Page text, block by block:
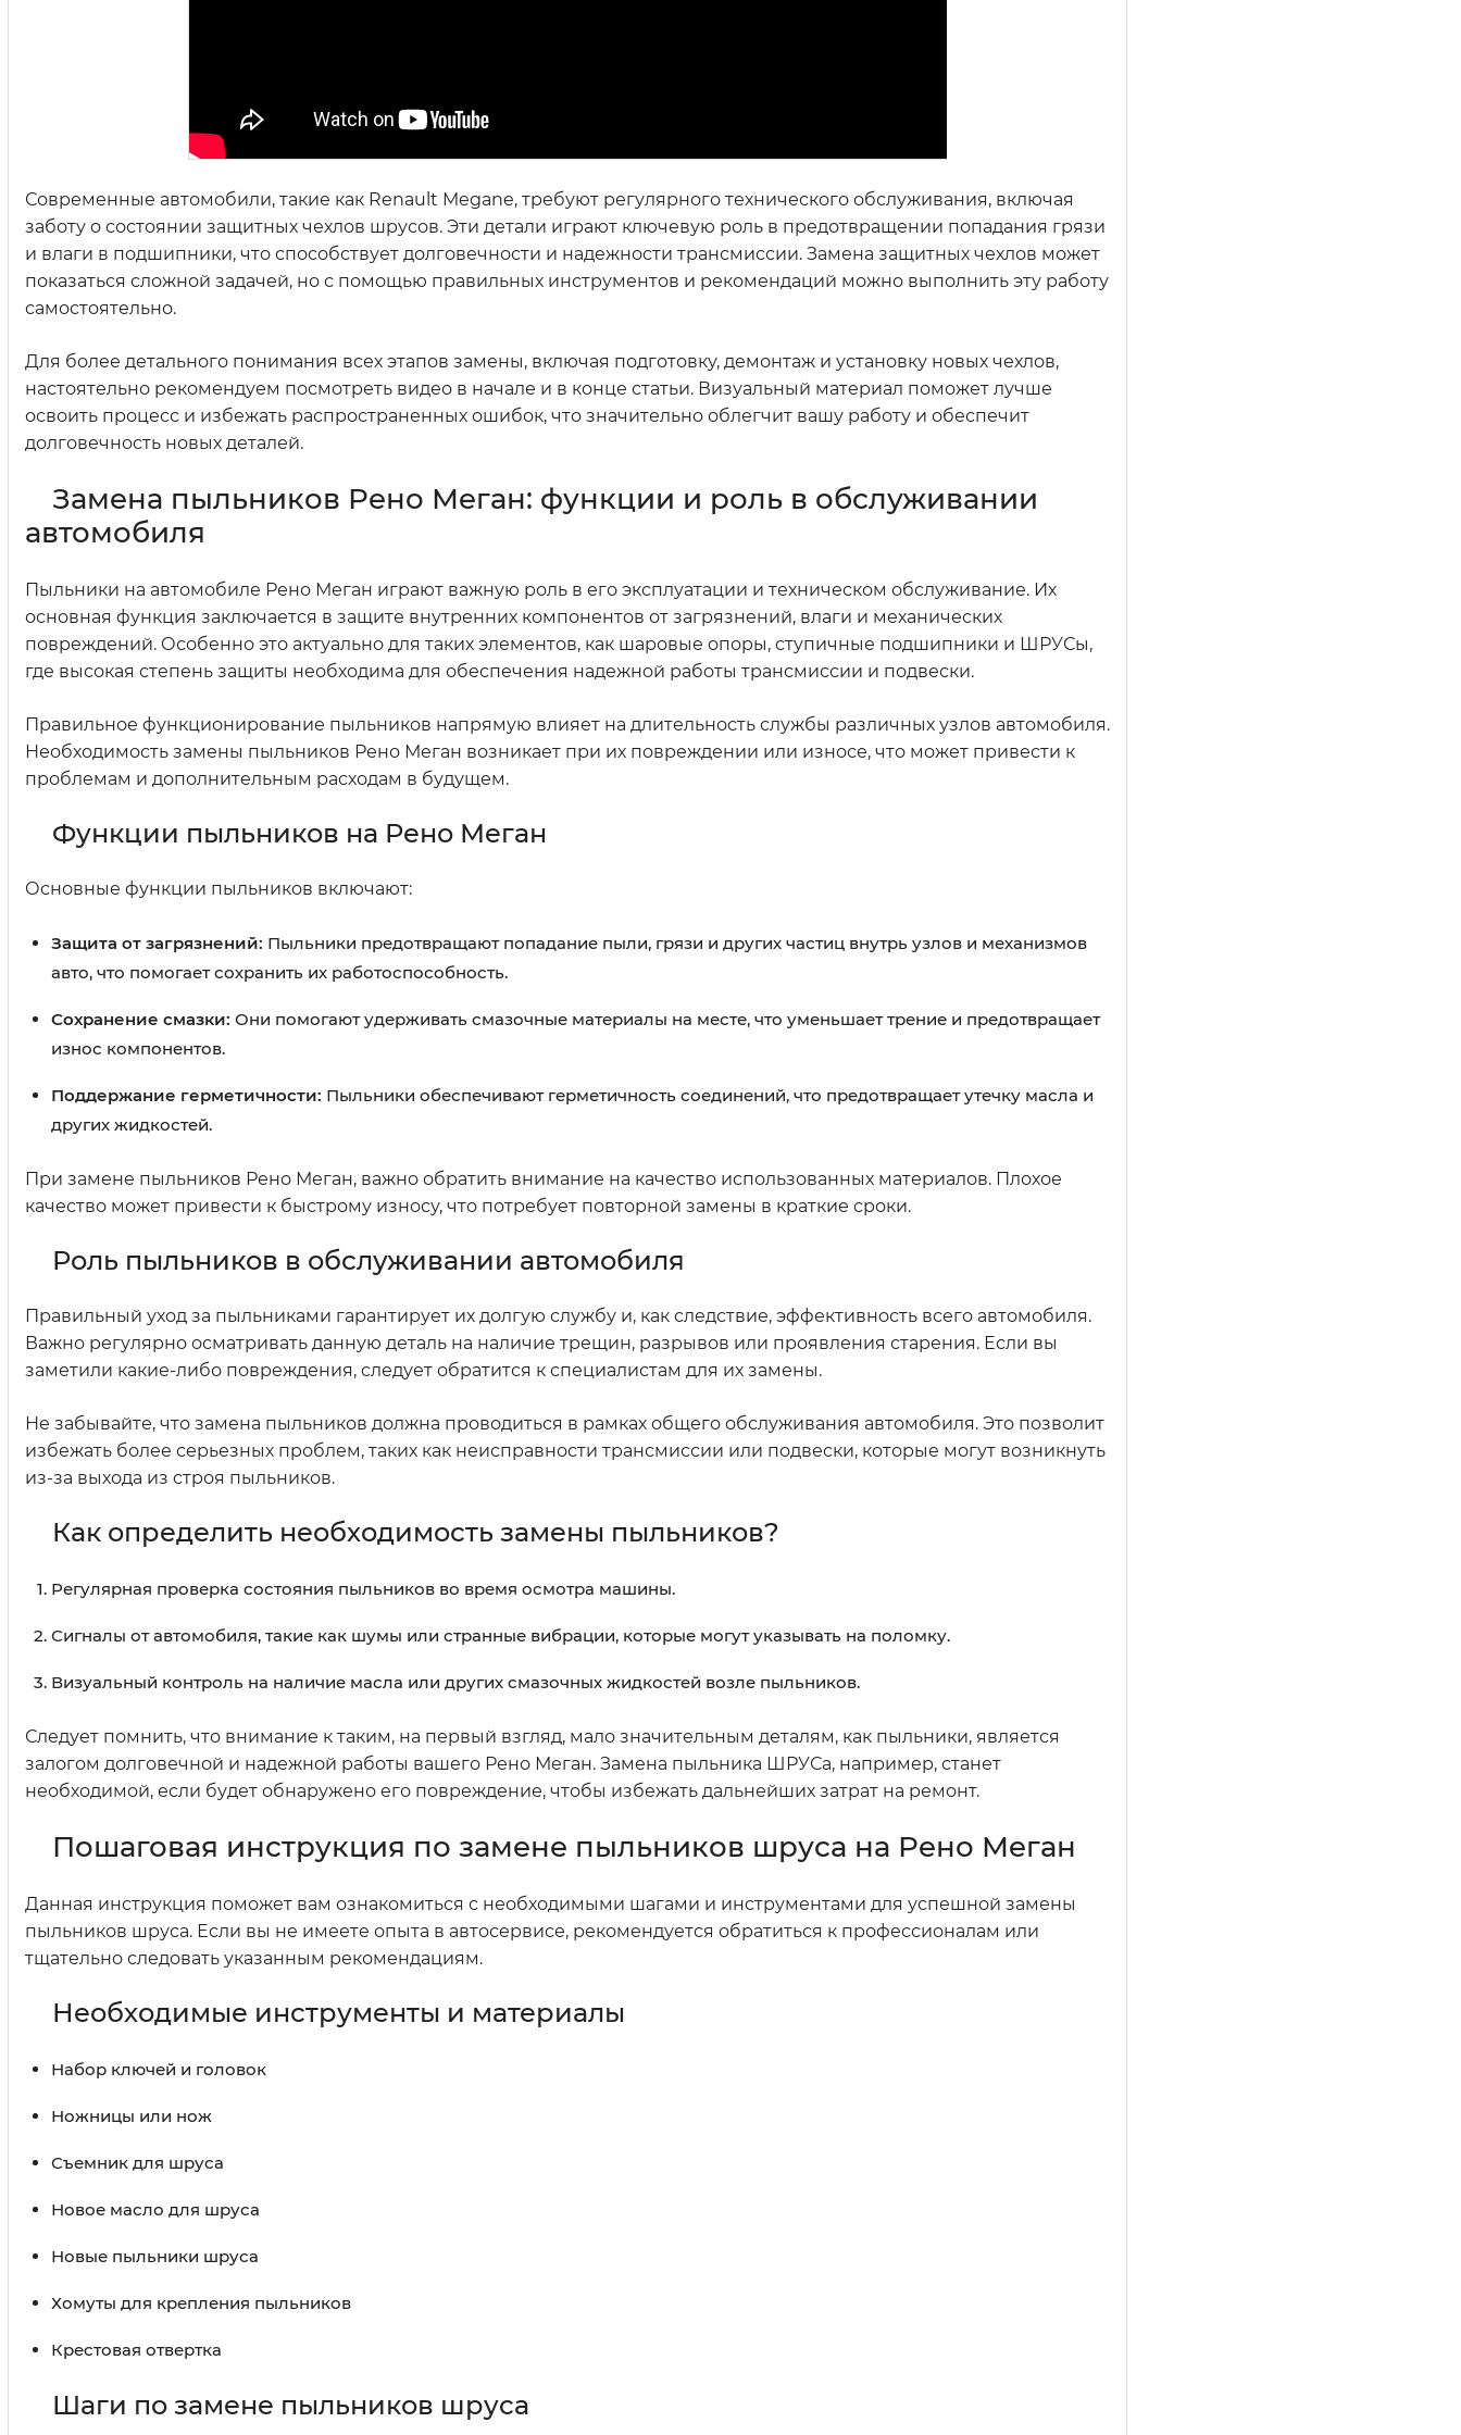
Современные автомобили, такие как Renault Megane, требуют регулярного технического обслуживания, включая
заботу о состоянии защитных чехлов шрусов. Эти детали играют ключевую роль в предотвращении попадания грязи
и влаги в подшипники, что способствует долговечности и надежности трансмиссии. Замена защитных чехлов может
показаться сложной задачей, но с помощью правильных инструментов и рекомендаций можно выполнить эту работу
самостоятельно.
Для более детального понимания всех этапов замены, включая подготовку, демонтаж и установку новых чехлов,
настоятельно рекомендуем посмотреть видео в начале и в конце статьи. Визуальный материал поможет лучше
освоить процесс и избежать распространенных ошибок, что значительно облегчит вашу работу и обеспечит
долговечность новых деталей.
Замена пыльников Рено Меган: функции и роль в обслуживании
автомобиля
Пыльники на автомобиле Рено Меган играют важную роль в его эксплуатации и техническом обслуживание. Их
основная функция заключается в защите внутренних компонентов от загрязнений, влаги и механических
повреждений. Особенно это актуально для таких элементов, как шаровые опоры, ступичные подшипники и ШРУСы,
где высокая степень защиты необходима для обеспечения надежной работы трансмиссии и подвески.
Правильное функционирование пыльников напрямую влияет на длительность службы различных узлов автомобиля.
Необходимость замены пыльников Рено Меган возникает при их повреждении или износе, что может привести к
проблемам и дополнительным расходам в будущем.
Функции пыльников на Рено Меган
Основные функции пыльников включают:
Защита от загрязнений: Пыльники предотвращают попадание пыли, грязи и других частиц внутрь узлов и механизмов
авто, что помогает сохранить их работоспособность.
Сохранение смазки: Они помогают удерживать смазочные материалы на месте, что уменьшает трение и предотвращает
износ компонентов.
Поддержание герметичности: Пыльники обеспечивают герметичность соединений, что предотвращает утечку масла и
других жидкостей.
При замене пыльников Рено Меган, важно обратить внимание на качество использованных материалов. Плохое
качество может привести к быстрому износу, что потребует повторной замены в краткие сроки.
Роль пыльников в обслуживании автомобиля
Правильный уход за пыльниками гарантирует их долгую службу и, как следствие, эффективность всего автомобиля.
Важно регулярно осматривать данную деталь на наличие трещин, разрывов или проявления старения. Если вы
заметили какие-либо повреждения, следует обратится к специалистам для их замены.
Не забывайте, что замена пыльников должна проводиться в рамках общего обслуживания автомобиля. Это позволит
избежать более серьезных проблем, таких как неисправности трансмиссии или подвески, которые могут возникнуть
из-за выхода из строя пыльников.
Как определить необходимость замены пыльников?
Регулярная проверка состояния пыльников во время осмотра машины.
Сигналы от автомобиля, такие как шумы или странные вибрации, которые могут указывать на поломку.
Визуальный контроль на наличие масла или других смазочных жидкостей возле пыльников.
Следует помнить, что внимание к таким, на первый взгляд, мало значительным деталям, как пыльники, является
залогом долговечной и надежной работы вашего Рено Меган. Замена пыльника ШРУСа, например, станет
необходимой, если будет обнаружено его повреждение, чтобы избежать дальнейших затрат на ремонт.
Пошаговая инструкция по замене пыльников шруса на Рено Меган
Данная инструкция поможет вам ознакомиться с необходимыми шагами и инструментами для успешной замены
пыльников шруса. Если вы не имеете опыта в автосервисе, рекомендуется обратиться к профессионалам или
тщательно следовать указанным рекомендациям.
Необходимые инструменты и материалы
Набор ключей и головок
Ножницы или нож
Съемник для шруса
Новое масло для шруса
Новые пыльники шруса
Хомуты для крепления пыльников
Крестовая отвертка
Шаги по замене пыльников шруса